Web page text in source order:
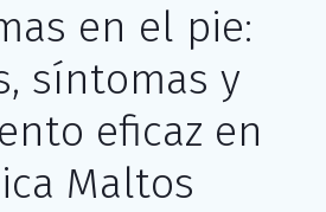
en el pie:
síntomas y
eficaz en
Maltos